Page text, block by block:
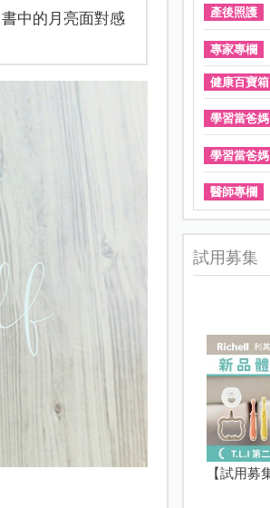
中的月亮面對感
產後照護
專家專欄
健康百寶箱
學習當爸媽
學習當爸媽
醫師專欄
試用募集
【試用募